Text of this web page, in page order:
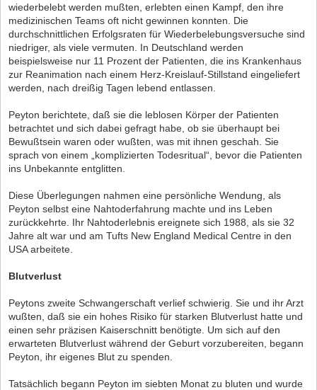
wiederbelebt werden mußten, erlebten einen Kampf, den ihre
medizinischen Teams oft nicht gewinnen konnten. Die
durchschnittlichen Erfolgsraten für Wiederbelebungsversuche sind
niedriger, als viele vermuten. In Deutschland werden
beispielsweise nur 11 Prozent der Patienten, die ins Krankenhaus
zur Reanimation nach einem Herz-Kreislauf-Stillstand eingeliefert
werden, nach dreißig Tagen lebend entlassen.
Peyton berichtete, daß sie die leblosen Körper der Patienten
betrachtet und sich dabei gefragt habe, ob sie überhaupt bei
Bewußtsein waren oder wußten, was mit ihnen geschah. Sie
sprach von einem „komplizierten Todesritual“, bevor die Patienten
ins Unbekannte entglitten.
Diese Überlegungen nahmen eine persönliche Wendung, als
Peyton selbst eine Nahtoderfahrung machte und ins Leben
zurückkehrte. Ihr Nahtoderlebnis ereignete sich 1988, als sie 32
Jahre alt war und am Tufts New England Medical Centre in den
USA arbeitete.
Blutverlust
Peytons zweite Schwangerschaft verlief schwierig. Sie und ihr Arzt
wußten, daß sie ein hohes Risiko für starken Blutverlust hatte und
einen sehr präzisen Kaiserschnitt benötigte. Um sich auf den
erwarteten Blutverlust während der Geburt vorzubereiten, begann
Peyton, ihr eigenes Blut zu spenden.
Tatsächlich begann Peyton im siebten Monat zu bluten und wurde